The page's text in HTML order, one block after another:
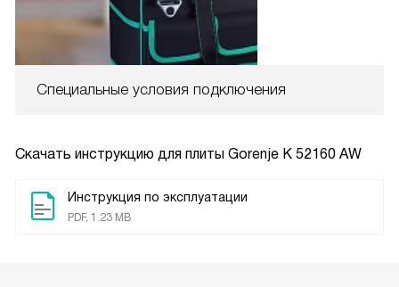
Специальные условия подключения
Скачать инструкцию для плиты Gorenje K 52160 AW
Инструкция по эксплуатации
PDF, 1.23 MB